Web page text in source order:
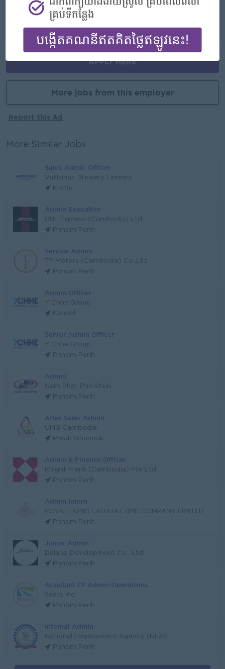
* Training and Development
* Career Growth
* Promotion Opportunities
APPLY HERE
More jobs from this employer
Report this Ad
More Similar Jobs
Sales Admin Officer
Vattanac Brewery Limited
Kratie
Admin Executive
DHL Express (Cambodia) Ltd.
Phnom Penh
Service Admin
TF Motors (Cambodia) Co.,Ltd
Phnom Penh
Admin Officer
Y Chhe Group
Kandal
Senior Admin Officer
Y Chhe Group
Phnom Penh
Admin
Nam Phat Pnh Steel
Phnom Penh
After Sales Admin
UMG Cambodia
Preah Sihanouk
Admin & Finance Officer
Knight Frank (Cambodia) Pte Ltd
Phnom Penh
Admin Intern
ROYAL HONG LAI HUAT ONE COMPANY LIMITED
Phnom Penh
Junior Admin
Delano Development Co., Ltd
Phnom Penh
Assistant Of Admin Operations
Seats Inc
Phnom Penh
Internal Admin
National Employment Agency (NEA)
Phnom Penh